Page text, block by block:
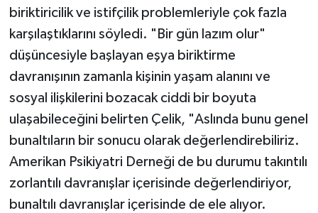
biriktiricilik ve istifçilik problemleriyle çok fazla
karşılaştıklarını söyledi. "Bir gün lazım olur"
düşüncesiyle başlayan eşya biriktirme
davranışının zamanla kişinin yaşam alanını ve
sosyal ilişkilerini bozacak ciddi bir boyuta
ulaşabileceğini belirten Çelik, "Aslında bunu genel
bunaltıların bir sonucu olarak değerlendirebiliriz.
Amerikan Psikiyatri Derneği de bu durumu takıntılı
zorlantılı davranışlar içerisinde değerlendiriyor,
bunaltılı davranışlar içerisinde de ele alıyor.